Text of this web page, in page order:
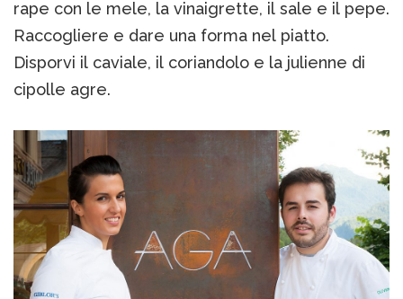
rape con le mele, la vinaigrette, il sale e il pepe.
Raccogliere e dare una forma nel piatto.
Disporvi il caviale, il coriandolo e la julienne di
cipolle agre.